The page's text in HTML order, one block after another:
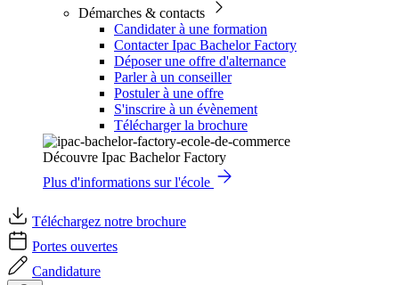
Démarches & contacts
Candidater à une formation
Contacter Ipac Bachelor Factory
Déposer une offre d'alternance
Parler à un conseiller
Postuler à une offre
S'inscrire à un évènement
Télécharger la brochure
Découvre Ipac Bachelor Factory
Plus d'informations sur l'école
Téléchargez notre brochure
Portes ouvertes
Candidature